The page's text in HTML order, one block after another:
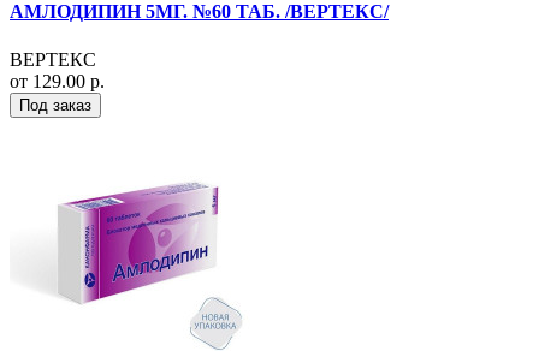
АМЛОДИПИН 5МГ. №60 ТАБ. /ВЕРТЕКС/
ВЕРТЕКС
от 129.00 р.
Под заказ